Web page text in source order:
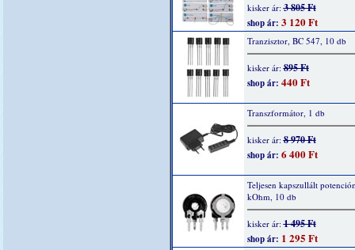
kisker ár:3 805 Ft
shop ár: 3 120 Ft
Tranzisztor, BC 547, 10 db
kisker ár:895 Ft
shop ár: 440 Ft
Transzformátor, 1 db
kisker ár:8 970 Ft
shop ár: 6 400 Ft
Teljesen kapszullált
kOhm, 10 db
kisker ár:1 495 Ft
shop ár: 1 295 Ft